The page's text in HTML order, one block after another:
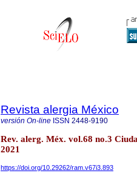
Revista alergia México
versión On-line ISSN 2448-9190
Rev. alerg. Méx. vol.68 no.3
2021
https://doi.org/10.29262/ram.v67i3.893